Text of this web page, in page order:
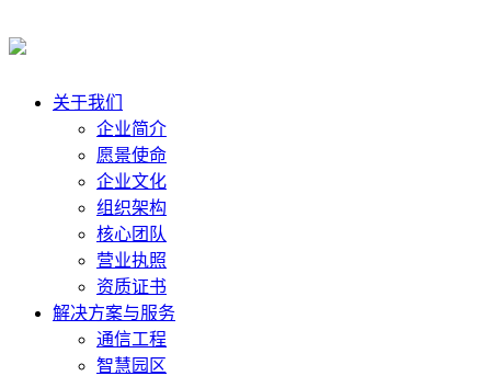
关于我们
企业简介
愿景使命
企业文化
组织架构
核心团队
营业执照
资质证书
解决方案与服务
通信工程
智慧园区